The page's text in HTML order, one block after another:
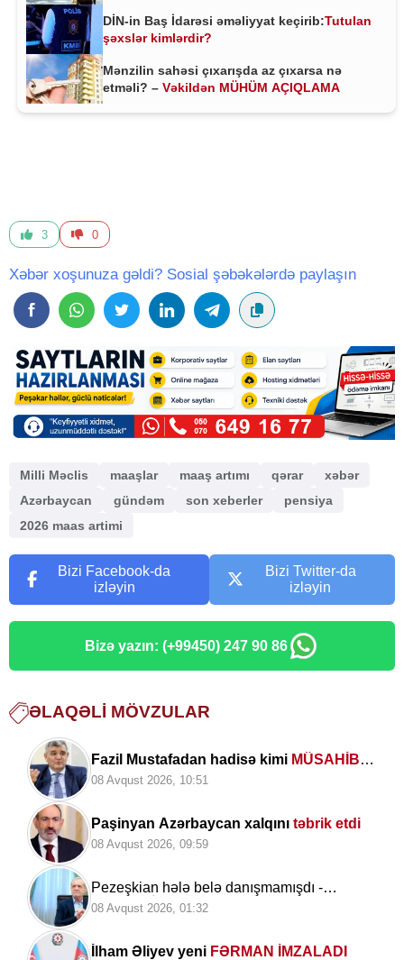
DİN-in Baş İdarəsi əməliyyat keçirib:Tutulan
şəxslər kimlərdir?
Mənzilin sahəsi çıxarışda az çıxarsa nə
etməli? – Vəkildən MÜHÜM AÇIQLAMA
3 0
Xəbər xoşunuza gəldi? Sosial şəbəkələrdə paylaşın
Milli Məclis maaşlar maaş artımı qərar
xəbər
Azərbaycan
gündəm son xeberler
pensiya
2026 maas artimi
Bizi Facebook-da
izləyin
Bizi Twitter-da
izləyin
Bizə yazın: (+99450) 247 90 86
ƏLAQƏLI MÖVZULAR
Fazil Mustafadan hadisə kimi MÜSAHİBƏ:
“Onlar səadəti Mehdinin zühurunda
axtarır”
08 Avqust 2026, 10:51
Paşinyan Azərbaycan xalqını təbrik etdi
08 Avqust 2026, 09:59
Pezeşkian hələ belə danışmamışdı -
SENSASİON açıqlamalar verdi
08 Avqust 2026, 01:32
İlham Əliyev yeni FƏRMAN İMZALADI